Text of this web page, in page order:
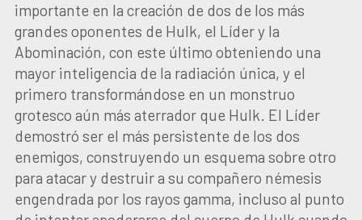
importante en la creación de dos de los más
grandes oponentes de Hulk, el Líder y la
Abominación, con este último obteniendo una
mayor inteligencia de la radiación única, y el
primero transformándose en un monstruo
grotesco aún más aterrador que Hulk. El Líder
demostró ser el más persistente de los dos
enemigos, construyendo un esquema sobre otro
para atacar y destruir a su compañero némesis
engendrada por los rayos gamma, incluso al punto